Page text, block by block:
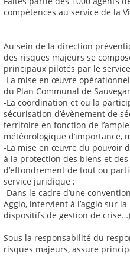
compétences au service de la
Au sein de la direction
des risques majeurs se
principaux pilotés par le
-La mise en œuvre
du Plan Communal de
-La coordination et ou la
sécurisation d’évènement de
territoire en fonction de
météorologique d’importance,
-La mise en œuvre du pouvoir
à la protection des biens et
d’effondrement de tout ou
service juridique ;
-Dans le cadre d’une
Agglo, intervient à l’agglo sur
dispositifs de gestion de
Sous la responsabilité du
risques majeurs, assure